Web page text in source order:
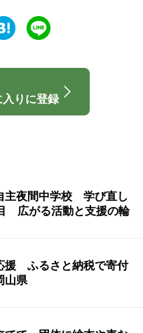
りに登録
主夜間中学校 学び直し
広がる活動と支援の輪
援 ふるさと納税で寄付
山県